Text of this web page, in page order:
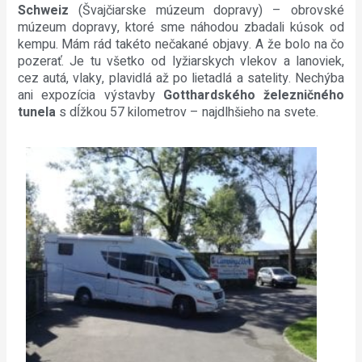
Schweiz (Švajčiarske múzeum dopravy) – obrovské
múzeum dopravy, ktoré sme náhodou zbadali kúsok od
kempu. Mám rád takéto nečakané objavy. A že bolo na čo
pozerať. Je tu všetko od lyžiarskych vlekov a lanoviek,
cez autá, vlaky, plavidlá až po lietadlá a satelity. Nechýba
ani expozícia výstavby Gotthardského železničného
tunelas dĺžkou 57 kilometrov – najdlhšieho na svete.